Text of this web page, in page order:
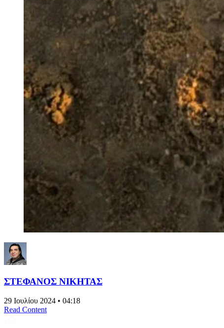
ΣΤΕΦΑΝΟΣ ΝΙΚΗΤΑΣ
29 Ιουλίου 2024 • 04:18
Read Content